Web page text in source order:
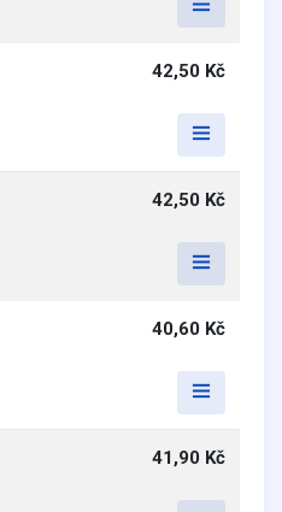
42,50 Kč
42,50 Kč
40,60 Kč
41,90 Kč